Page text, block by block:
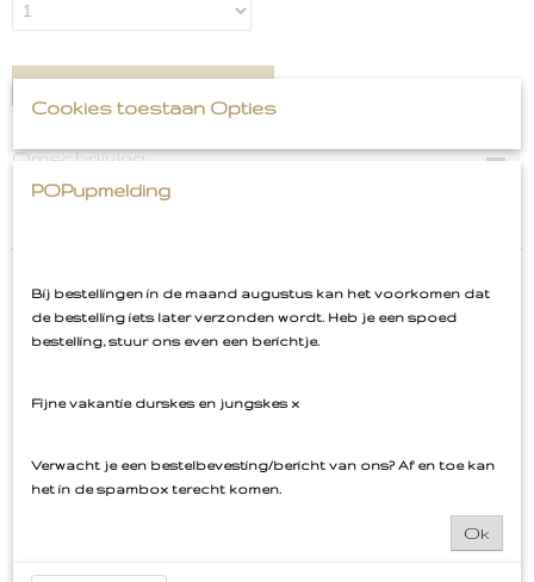
Omschrijving
Kikker Oetel met Hartje Embleem
Cookies toestaan Opties
POPupmelding
Bij bestellingen in de maand augustus kan het voorkomen dat
de bestelling iets later verzonden wordt. Heb je een spoed
bestelling, stuur ons even een berichtje.
Fijne vakantie durskes en jungskes x
Verwacht je een bestelbevesting/bericht van ons? Af en toe kan
het in de spambox terecht komen.
Ok